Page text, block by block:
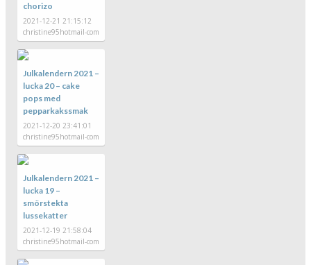
chorizo
2021-12-21 21:15:12
christine95hotmail-com
Julkalendern 2021 –
lucka 20 – cake
pops med
pepparkakssmak
2021-12-20 23:41:01
christine95hotmail-com
Julkalendern 2021 –
lucka 19 –
smörstekta
lussekatter
2021-12-19 21:58:04
christine95hotmail-com